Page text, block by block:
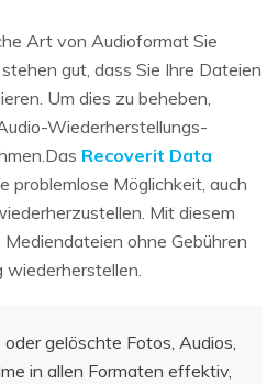
Art von Audioformat Sie
gut, dass Sie Ihre Dateien
Um dies zu beheben,
Wiederherstellungs-
Recoverit Data
problemlose Möglichkeit, auch
Mit diesem
ohne Gebühren
wiederherstellen.
gelöschte Fotos, Audios,
in allen Formaten effektiv,